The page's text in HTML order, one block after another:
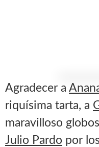
Agradecer a
riquísima tarta, a
maravilloso
Julio Pardo por